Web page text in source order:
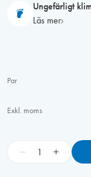
Ungefärligt
Läs mer
Par
Exkl. moms
+